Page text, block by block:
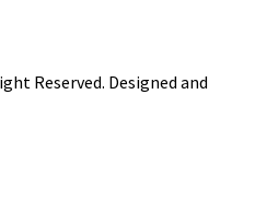
Reserved. Designed and